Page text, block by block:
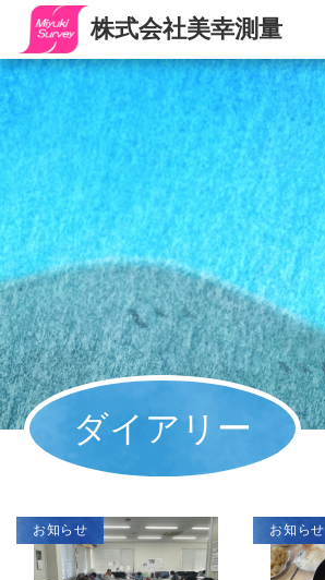
株式会社美幸測量
ダイアリー
お知らせ お知らせ